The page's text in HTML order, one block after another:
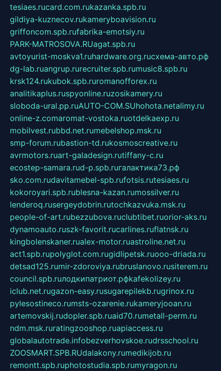
tesiaes.rucard.com.rukazanka.spb.ru
gildiya-kuznecov.rukameryboavision.ru
griffoncom.spb.rufabrika-emotsiy.ru
PARK-MATROSOVA.RUagat.spb.ru
avtoyurist-moskva1.ruhardware.org.ruсхема-авто.рф
dg-lab.ruangrup.rurecruiter.spb.rumusic8.spb.ru
krsk124.rukubok.spb.ruromanofforex.ru
analitikaplus.ruspyonline.ruzosikamery.ru
sloboda-ural.pp.ruAUTO-COM.SUhohota.netalimy.ru
online-z.comaromat-vostoka.ruotdelkaexp.ru
mobilvest.rubbd.net.rumebelshop.msk.ru
smp-forum.rubastion-td.rukosmoscreative.ru
avrmotors.ruart-galadesign.rutiffany-c.ru
ecostep-samara.rud-p.spb.ruгалактика73.рф
sko.com.rudavitamebel-spb.rufotsis.rutesiaes.ru
kokoroyari.spb.rublesna-kazan.rumossilver.ru
lenderoq.rusergeydobrin.rutochkazvuka.msk.ru
people-of-art.rubezzubova.ruclubtibet.ruorior-aks.ru
dynamoauto.ruszk-favorit.rucarlines.ruflatnsk.ru
kingbolenskaner.rualex-motor.ruastroline.net.ru
act1.spb.rupolyglot.com.rugidlipetsk.ruooo-driada.ru
detsad125.rumir-zdoroviya.rubruslanovo.rusiterem.ru
council.spb.ruлодкипатриот.рфkafekolizey.ru
iclub.net.rugazon-easy.rusugarepilekb.rugrinox.ru
pylesostineco.rumsts-ozarenie.rukameryjooan.ru
artemovskij.rudopler.spb.ruaid70.rumetall-perm.ru
ndm.msk.ruratingzooshop.ruapiaccess.ru
globalautotrade.infobezverhovskoe.rudrsschool.ru
ZOOSMART.SPB.RUdalakony.rumedikijob.ru
remontt.spb.ruphotostudia.spb.rumyragon.ru